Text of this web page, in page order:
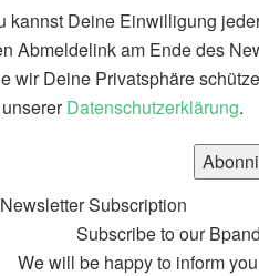
kannst Deine Einwilligung
Abmeldelink am Ende des
wir Deine Privatsphäre
Datenschutzerklärung.
Newsletter Subscription
Subscribe to our
We will be happy to inform